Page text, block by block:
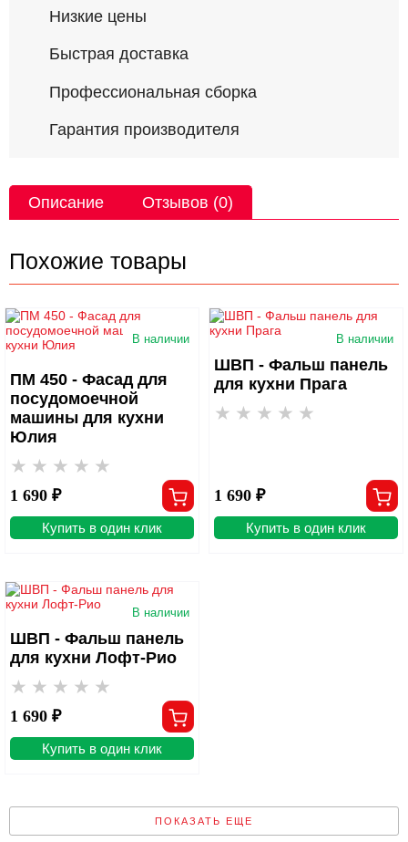
Низкие цены
Быстрая доставка
Профессиональная сборка
Гарантия производителя
Описание Отзывов (0)
Похожие товары
В наличии
ПМ 450 - Фасад для
посудомоечной
машины для кухни
Юлия
1 690 ₽
Купить в один клик
В наличии
ШВП - Фальш панель
для кухни Прага
1 690 ₽
Купить в один клик
В наличии
ШВП - Фальш панель
для кухни Лофт-Рио
1 690 ₽
Купить в один клик
ПОКАЗАТЬ ЕЩЕ